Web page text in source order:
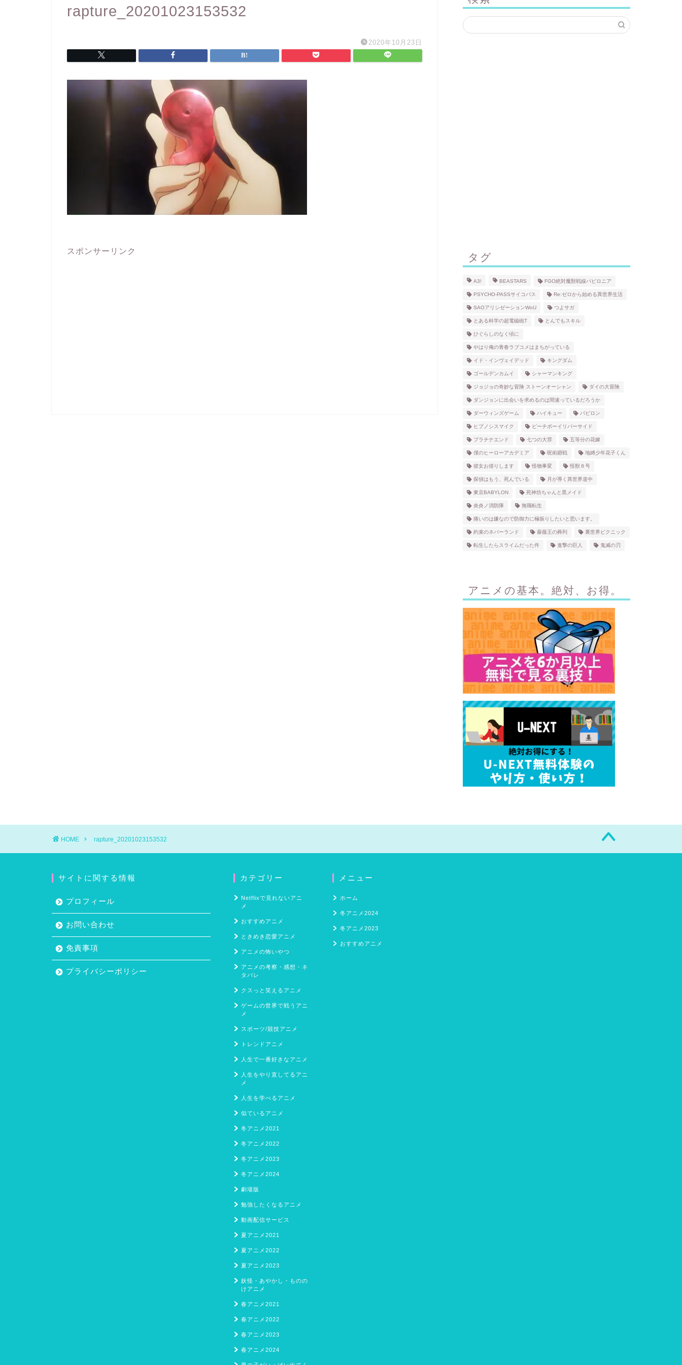
rapture_20201023153532
2020年10月23日
スポンサーリンク タグ
A3! BEASTARS FGO絶対魔獣戦線バビロニア
PSYCHO-PASSサイコパス Re:ゼロから始める異世界生活
SAOアリシゼーションWoU つよサガ
とある科学の超電磁砲T とんでもスキル
ひぐらしのなく頃に
やはり俺の青春ラブコメはまちがっている
イド・インヴェイデッド キングダム
ゴールデンカムイ シャーマンキング
ジョジョの奇妙な冒険 ストーンオーシャン ダイの大冒険
ダンジョンに出会いを求めるのは間違っているだろうか
ダーウィンズゲーム ハイキュー バビロン
ヒプノシスマイク ピーチボーイリバーサイド
プラチナエンド 七つの大罪 五等分の花嫁
僕のヒーローアカデミア 呪術廻戦 地縛少年花子くん
彼女お借りします 怪物事変 怪獣８号
探偵はもう、死んでいる 月が導く異世界道中
東京BABYLON 死神坊ちゃんと黒メイド
炎炎ノ消防隊 無職転生
痛いのは嫌なので防御力に極振りしたいと思います。
約束のネバーランド 薔薇王の葬列 裏世界ピクニック
転生したらスライムだった件 進撃の巨人 鬼滅の刃
アニメの基本。絶対、お得。
HOME rapture_20201023153532
サイトに関する情報
プロフィール
お問い合わせ
免責事項
プライバシーポリシー
カテゴリー
Netflixで見れないアニ
メ
おすすめアニメ
ときめき恋愛アニメ
アニメの怖いやつ
アニメの考察・感想・ネ
タバレ
クスっと笑えるアニメ
ゲームの世界で戦うアニ
メ
スポーツ/競技アニメ
トレンドアニメ
人生で一番好きなアニメ
人生をやり直してるアニ
メ
人生を学べるアニメ
似ているアニメ
冬アニメ2021
冬アニメ2022
冬アニメ2023
冬アニメ2024
劇場版
勉強したくなるアニメ
動画配信サービス
夏アニメ2021
夏アニメ2022
夏アニメ2023
妖怪・あやかし・ものの
けアニメ
春アニメ2021
春アニメ2022
春アニメ2023
春アニメ2024
メニュー
ホーム
冬アニメ2024
冬アニメ2023
おすすめアニメ